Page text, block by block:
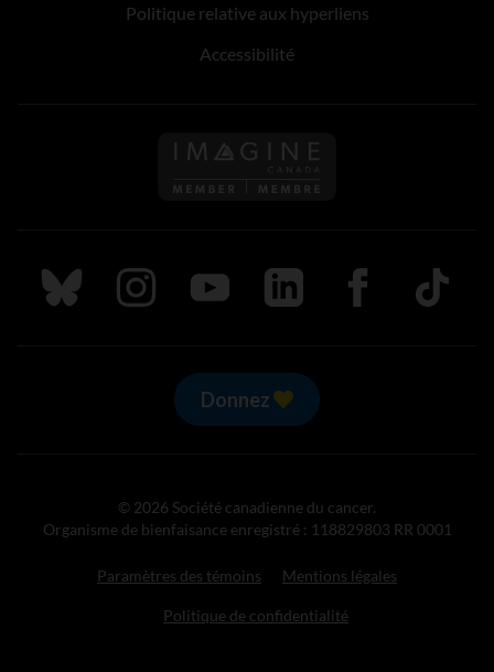
Politique relative aux hyperliens
Accessibilité
Suivez nous sur Bluesky
Suivez nous sur Instagram
Suivez nous sur Youtube
Suivez nous sur LinkedIn
Suivez nous sur
TikTok
Donnez
© 2026 Société canadienne du cancer.
Organisme de bienfaisance enregistré : 118829803 RR 0001
Paramètres des témoins Mentions légales
Politique de confidentialité